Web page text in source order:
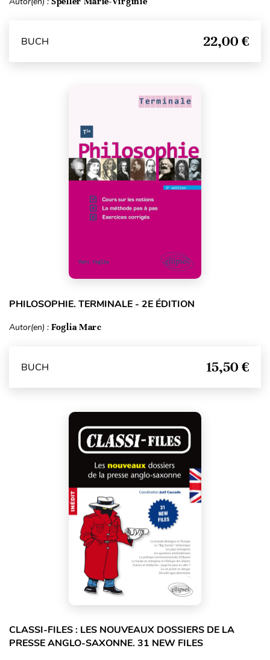
BUCH 22,00 €
PHILOSOPHIE. TERMINALE - 2E ÉDITION
Autor(en) : Foglia Marc
BUCH 15,50 €
CLASSI-FILES : LES NOUVEAUX DOSSIERS DE LA
PRESSE ANGLO-SAXONNE. 31 NEW FILES